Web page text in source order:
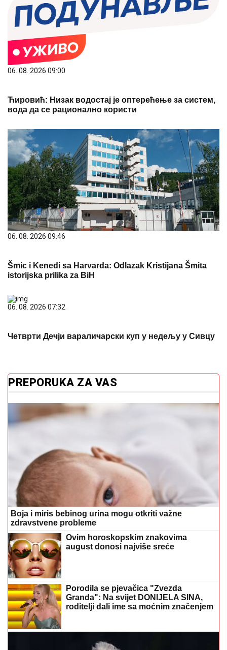
06. 08. 2026 09:00
Ћировић: Низак водостај је оптерећење за систем,
вода да се рационално користи
06. 08. 2026 09:46
Šmic i Kenedi sa Harvarda: Odlazak Kristijana Šmita
istorijska prilika za BiH
06. 08. 2026 07:32
Четврти Дечји вараличарски куп у недељу у Сивцу
PREPORUKA ZA VAS
Boja i miris bebinog urina mogu otkriti važne
zdravstvene probleme
Ovim horoskopskim znakovima
august donosi najviše sreće
Porodila se pjevačica "Zvezda
Granda": Na svijet DONIJELA SINA,
roditelji dali ime sa moćnim značenjem